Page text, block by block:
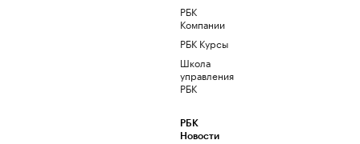
РБК
Компании
РБК Курсы
Школа
управления
РБК
РБК
Новости